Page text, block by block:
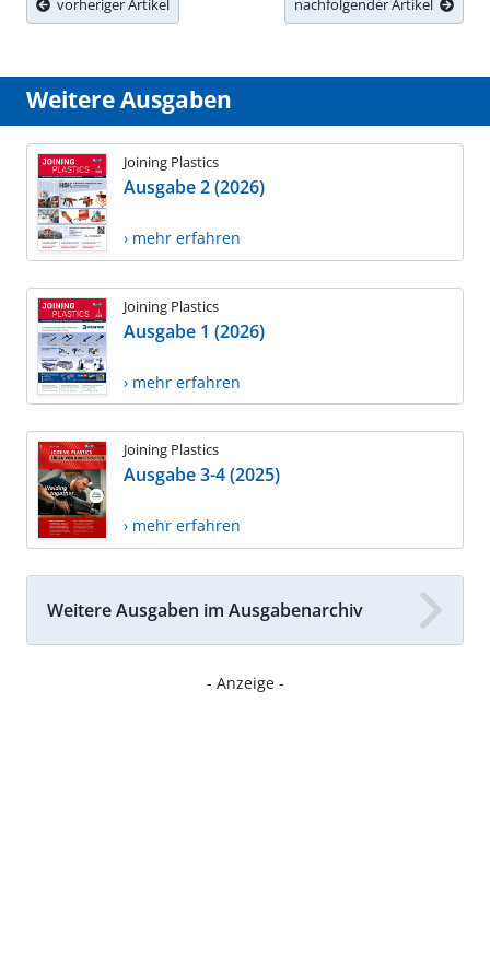
vorheriger Artikel nachfolgender Artikel
Weitere Ausgaben
Joining Plastics
Ausgabe 2 (2026)
› mehr erfahren
Joining Plastics
Ausgabe 1 (2026)
› mehr erfahren
Joining Plastics
Ausgabe 3-4 (2025)
› mehr erfahren
Weitere Ausgaben im Ausgabenarchiv
- Anzeige -